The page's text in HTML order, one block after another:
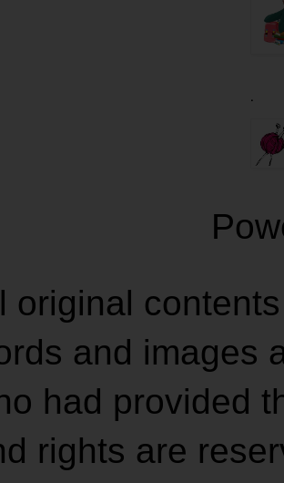
.
original
and images
had provided
rights are